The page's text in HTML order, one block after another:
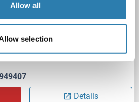
Allow all
selection
WB
Details